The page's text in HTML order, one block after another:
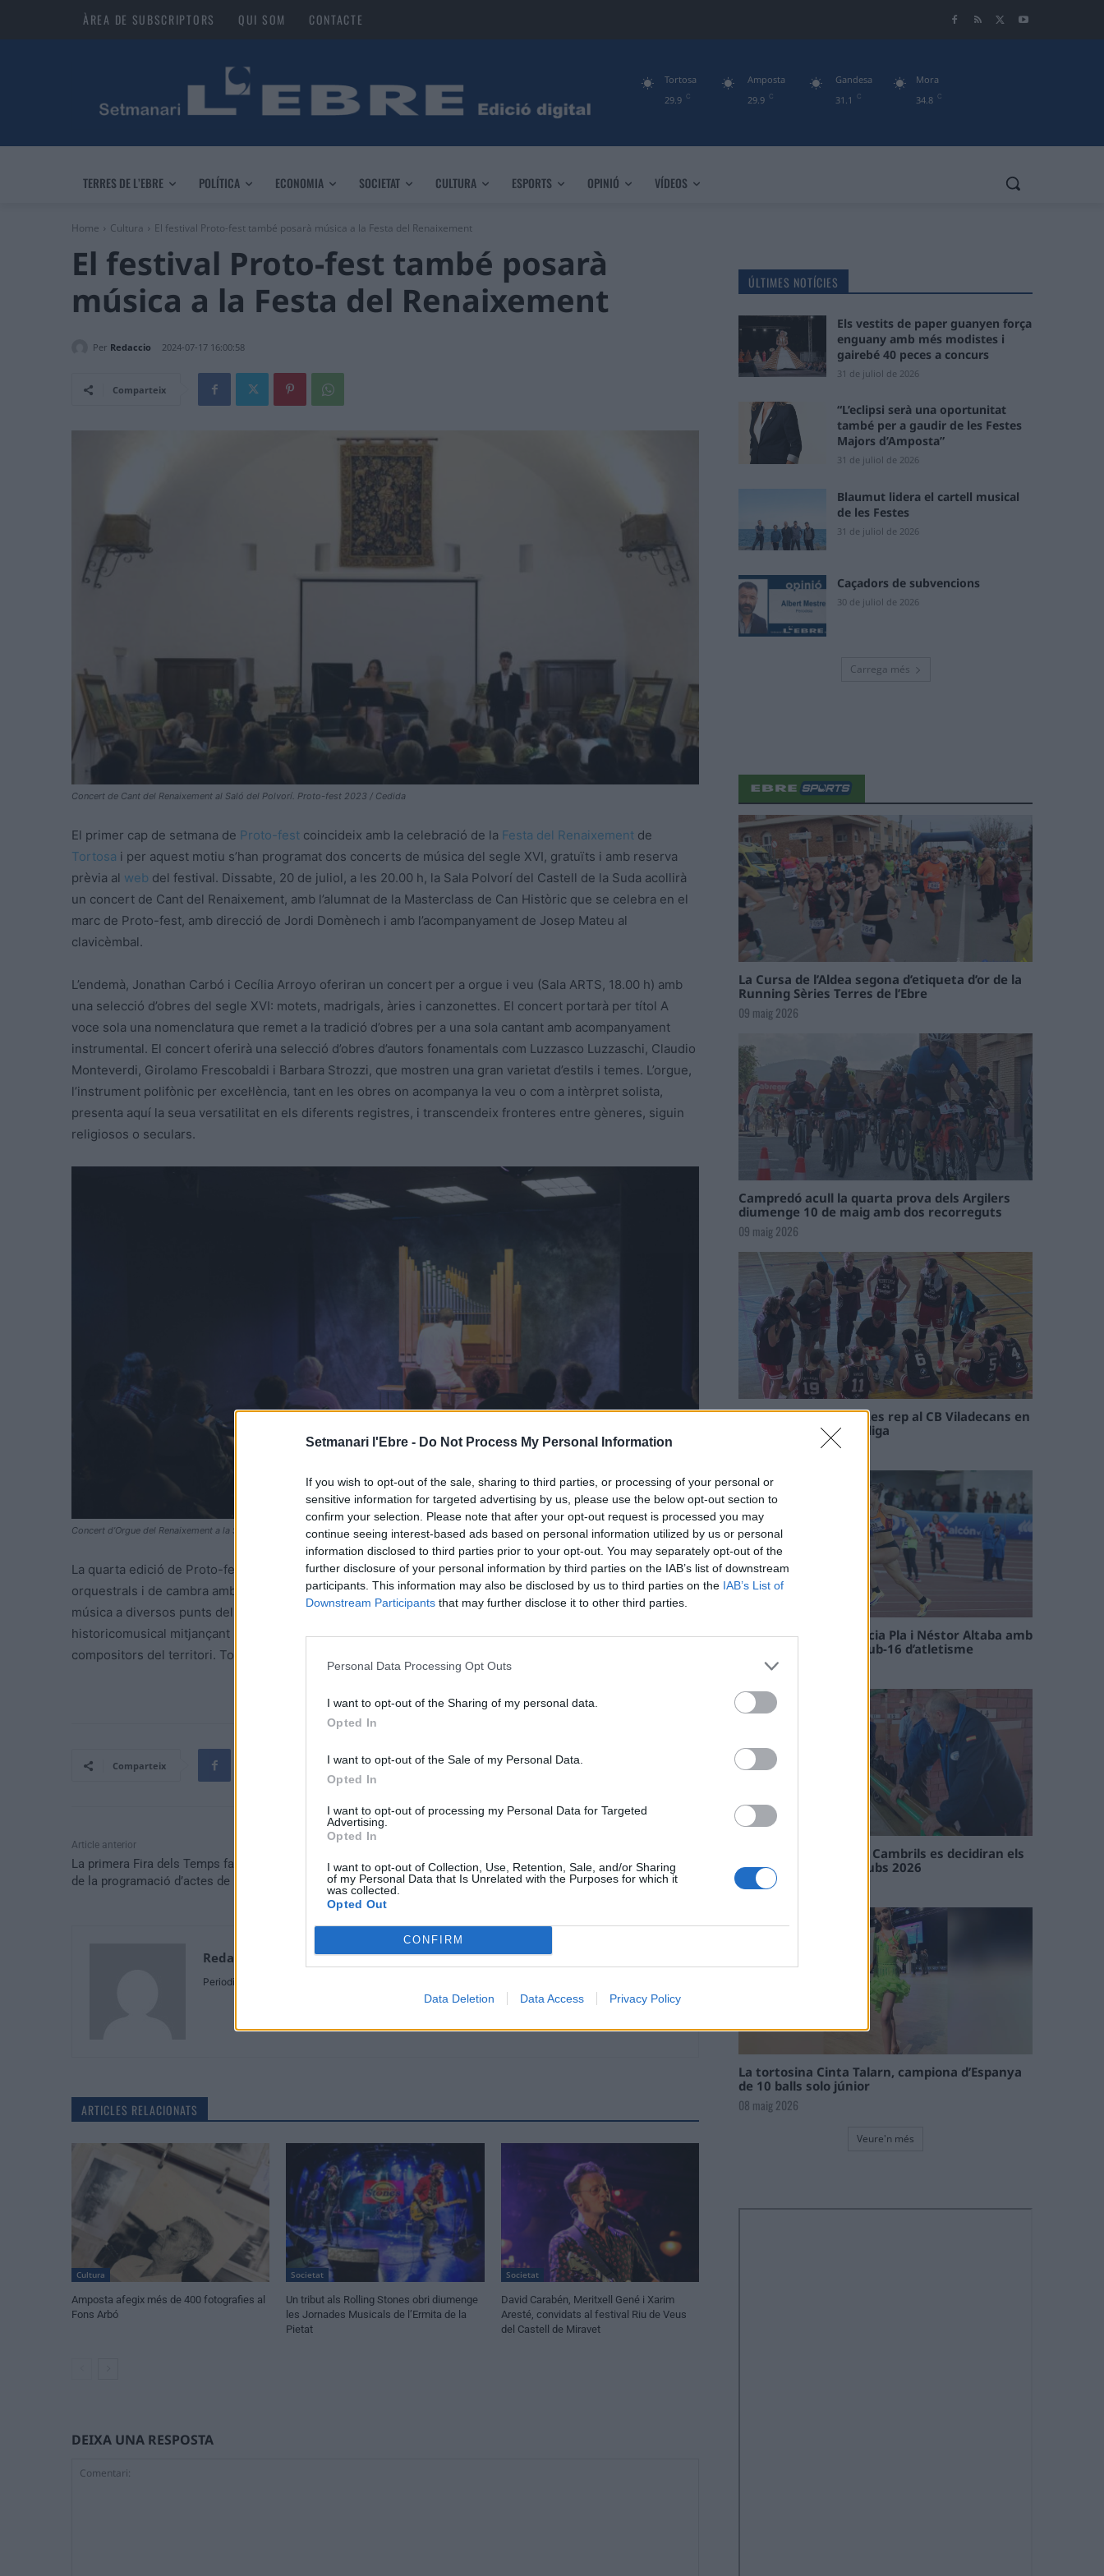
Setmanari l'Ebre - Do Not Process My Personal Information
If you wish to opt-out of the sale, sharing to third parties, or processing of your personal or
sensitive information for targeted advertising by us, please use the below opt-out section to
confirm your selection. Please note that after your opt-out request is processed you may
continue seeing interest-based ads based on personal information utilized by us or personal
information disclosed to third parties prior to your opt-out. You may separately opt-out of the
further disclosure of your personal information by third parties on the IAB’s list of downstream
participants. This information may also be disclosed by us to third parties on the IAB’s List of
Downstream Participants that may further disclose it to other third parties.
Personal Data Processing Opt Outs
I want to opt-out of the Sharing of my personal data.
Opted In
I want to opt-out of the Sale of my Personal Data.
Opted In
I want to opt-out of processing my Personal Data for Targeted
Advertising.
Opted In
I want to opt-out of Collection, Use, Retention, Sale, and/or Sharing
of my Personal Data that Is Unrelated with the Purposes for which it
was collected.
Opted Out
CONFIRM
Data Deletion Data Access Privacy Policy
ÀREA DE SUBSCRIPTORS QUI SOM CONTACTE
29.9 C
Tortosa
29.9 C
Amposta
31.1
C
Gandesa
34.8 C
Mora
TERRES DE L’EBRE POLÍTICA ECONOMIA SOCIETAT CULTURA ESPORTS OPINIÓ VÍDEOS
Home Cultura El festival Proto-fest també posarà música a la Festa del Renaixement
El festival Proto-fest també posarà
música a la Festa del Renaixement
Per Redaccio 2024-07-17 16:00:58
Comparteix
Concert de Cant del Renaixement al Saló del Polvorí. Proto-fest 2023 / Cedida
El primer cap de setmana de Proto-fest coincideix amb la celebració de la Festa del Renaixement de
Tortosa i per aquest motiu s’han programat dos concerts de música del segle XVI, gratuïts i amb reserva
prèvia al web del festival. Dissabte, 20 de juliol, a les 20.00 h, la Sala Polvorí del Castell de la Suda acollirà
un concert de Cant del Renaixement, amb l’alumnat de la Masterclass de Can Històric que se celebra en el
marc de Proto-fest, amb direcció de Jordi Domènech i amb l’acompanyament de Josep Mateu al
clavicèmbal.
L’endemà, Jonathan Carbó i Cecília Arroyo oferiran un concert per a orgue i veu (Sala ARTS, 18.00 h) amb
una selecció d’obres del segle XVI: motets, madrigals, àries i canzonettes. El concert portarà per títol A
voce sola una nomenclatura que remet a la tradició d’obres per a una sola cantant amb acompanyament
instrumental. El concert oferirà una selecció d’obres d’autors fonamentals com Luzzasco Luzzaschi, Claudio
Monteverdi, Girolamo Frescobaldi i Barbara Strozzi, que mostren una gran varietat d’estils i temes. L’orgue,
l’instrument polifònic per excel·lència, tant en les obres on acompanya la veu o com a intèrpret solista,
presenta aquí la seua versatilitat en els diferents registres, i transcendeix fronteres entre gèneres, siguin
religiosos o seculars.
Concert d’Orgue del Renaixement a la Sala Arts. Proto-fest 2023 / Cedida
La quarta edició de Proto-fest, s’allargarà fins al 28 de juliol. Combinarà quinze concerts vocals, corals,
orquestrals i de cambra amb cursos de formació impartits per professorat de prestig. El festival portarà la
música a diversos punts del nucli històric de la ciutat, i apostarà per la recuperació del patrimoni
historicomusical mitjançant la descoberta i la interpretació d’obres inèdites o poc conegudes de dones i de
compositors del territori. Tots els detalls del programa es poden consultar al
Comparteix
Article anterior
La primera Fira dels Temps farà de Tortosa un referent
de la programació d’actes de recreació històrica
L’estat del món (59)
Redaccio
Periodistes
ARTICLES RELACIONATS
Cultura
Amposta afegix més de 400 fotografies al
Fons Arbó
Societat
Un tribut als Rolling Stones obri diumenge
les Jornades Musicals de l’Ermita de la
Pietat
Societat
David Carabén, Meritxell Gené i Xarim
Aresté, convidats al festival Riu de Veus
del Castell de Miravet
DEIXA UNA RESPOSTA
ÚLTIMES NOTÍCIES
Els vestits de paper guanyen força
enguany amb més modistes i
gairebé 40 peces a concurs
31 de juliol de 2026
“L’eclipsi serà una oportunitat
també per a gaudir de les Festes
Majors d’Amposta”
31 de juliol de 2026
Blaumut lidera el cartell musical
de les Festes
31 de juliol de 2026
Caçadors de subvencions
30 de juliol de 2026
Carrega més
La Cursa de l’Aldea segona d’etiqueta d’or de la
Running Sèries Terres de l’Ebre
09 maig 2026
Campredó acull la quarta prova dels Argilers
diumenge 10 de maig amb dos recorreguts
09 maig 2026
El Cantaires amb baixes rep al CB Viladecans en
el tram decisiu de la lliga
Paula Sintorres, Patrícia Pla i Néstor Altaba amb
la selecció catalana sub-16 d’atletisme
08 maig 2026
En les tirades de Flix i Cambrils es decidiran els
campions de l’Interclubs 2026
08 maig 2026
La tortosina Cinta Talarn, campiona d’Espanya
de 10 balls solo júnior
08 maig 2026
Veure'n més